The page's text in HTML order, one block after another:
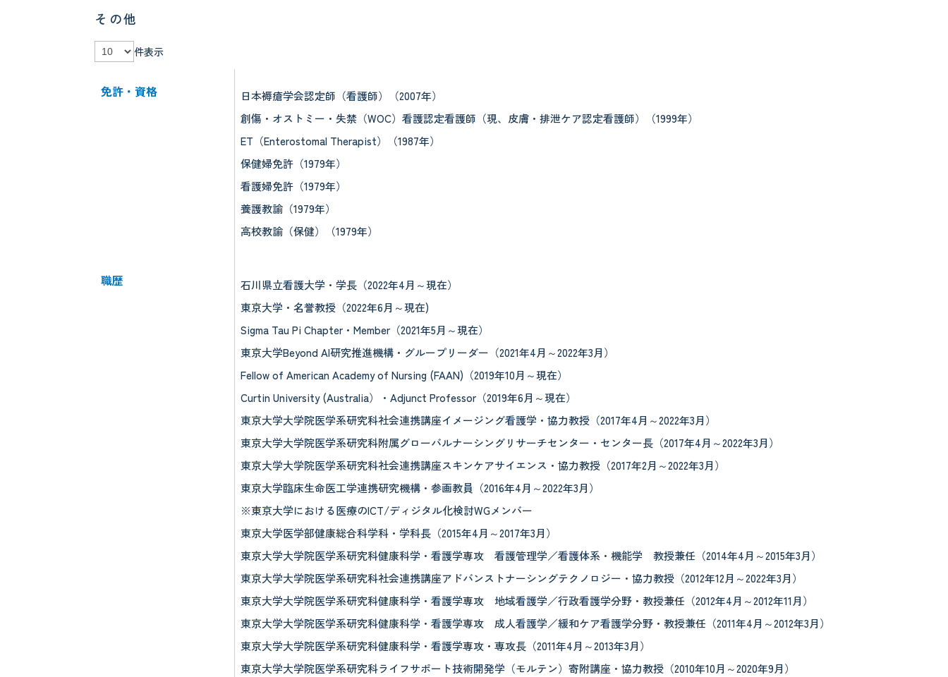
その他
件表示
免許・資格
日本褥瘡学会認定師（看護師）（2007年）
創傷・オストミー・失禁（WOC）看護認定看護師（現、皮膚・排泄ケア認定看護師）（1999年）
ET（Enterostomal Therapist）（1987年）
保健婦免許（1979年）
看護婦免許（1979年）
養護教諭（1979年）
高校教諭（保健）（1979年）
職歴
石川県立看護大学・学長（2022年4月～現在）
東京大学・名誉教授（2022年6月～現在)
Sigma Tau Pi Chapter・Member（2021年5月～現在）
東京大学Beyond AI研究推進機構・グループリーダー（2021年4月～2022年3月）
Fellow of American Academy of Nursing (FAAN)（2019年10月～現在）
Curtin University (Australia）・Adjunct Professor（2019年6月～現在）
東京大学大学院医学系研究科社会連携講座イメージング看護学・協力教授（2017年4月～2022年3月）
東京大学大学院医学系研究科附属グローバルナーシングリサーチセンター・センター長（2017年4月～2022年3月）
東京大学大学院医学系研究科社会連携講座スキンケアサイエンス・協力教授（2017年2月～2022年3月）
東京大学臨床生命医工学連携研究機構・参画教員（2016年4月～2022年3月）
※東京大学における医療のICT/ディジタル化検討WGメンバー
東京大学医学部健康総合科学科・学科長（2015年4月～2017年3月）
東京大学大学院医学系研究科健康科学・看護学専攻 看護管理学／看護体系・機能学 教授兼任（2014年4月～2015年3月）
東京大学大学院医学系研究科社会連携講座アドバンストナーシングテクノロジー・協力教授（2012年12月～2022年3月）
東京大学大学院医学系研究科健康科学・看護学専攻 地域看護学／行政看護学分野・教授兼任（2012年4月～2012年11月）
東京大学大学院医学系研究科健康科学・看護学専攻 成人看護学／緩和ケア看護学分野・教授兼任（2011年4月～2012年3月）
東京大学大学院医学系研究科健康科学・看護学専攻・専攻長（2011年4月～2013年3月）
東京大学大学院医学系研究科ライフサポート技術開発学（モルテン）寄附講座・協力教授（2010年10月～2020年9月）